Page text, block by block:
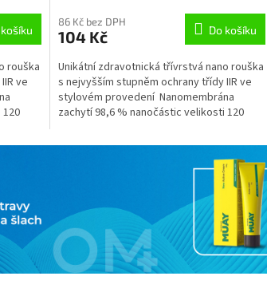
rouška
ve
produktu
je
z
5
hvězdiček.
86 Kč bez DPH
104 Kč Do košíku
Unikátní zdravotnická třívrstvá nano rouška
s nejvyšším stupněm ochrany třídy IIR ve
stylovém provedení Nanomembrána
zachytí 98,6 % nanočástic velikosti 120